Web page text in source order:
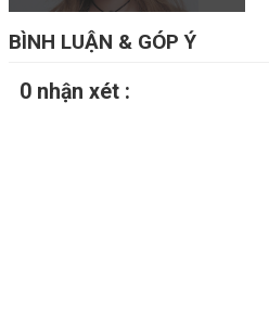
BÌNH LUẬN & GÓP Ý
0 nhận xét :